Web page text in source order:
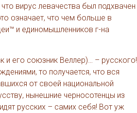
вирус левачества был подхвачен
означает, что чем больше в
и единомышленников г-на
и его союзник Веллер)… – русского!
то получается, что вся
от своей национальной
нынешние черносотенцы из
русских – самих себя! Вот уж